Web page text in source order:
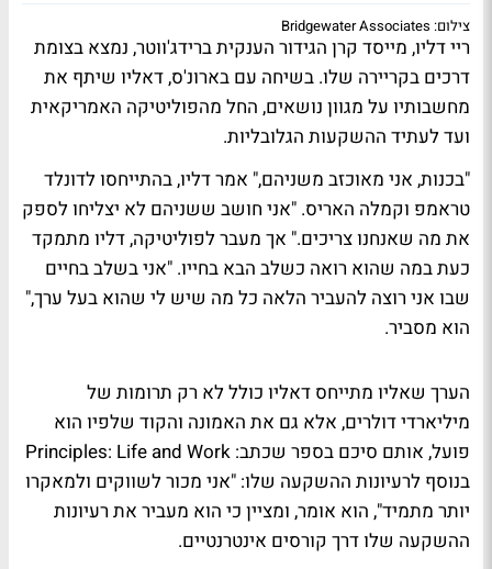
צילום: Bridgewater Associates
ריי דליו, מייסד קרן הגידור הענקית ברידג'ווטר, נמצא בצומת
דרכים בקריירה שלו. בשיחה עם בארונ'ס, דאליו שיתף את
מחשבותיו על מגוון נושאים, החל מהפוליטיקה האמריקאית
ועד לעתיד ההשקעות הגלובליות.
"בכנות, אני מאוכזב משניהם," אמר דליו, בהתייחסו לדונלד
טראמפ וקמלה האריס. "אני חושב ששניהם לא יצליחו לספק
את מה שאנחנו צריכים." אך מעבר לפוליטיקה, דליו מתמקד
כעת במה שהוא רואה כשלב הבא בחייו. "אני בשלב בחיים
שבו אני רוצה להעביר הלאה כל מה שיש לי שהוא בעל ערך,"
הוא מסביר.
הערך שאליו מתייחס דאליו כולל לא רק תרומות של
מיליארדי דולרים, אלא גם את האמונה והקוד שלפיו הוא
פועל, אותם סיכם בספר שכתב: Principles: Life and Work
בנוסף לרעיונות ההשקעה שלו: "אני מכור לשווקים ולמאקרו
יותר מתמיד", הוא אומר, ומציין כי הוא מעביר את רעיונות
ההשקעה שלו דרך קורסים אינטרנטיים.